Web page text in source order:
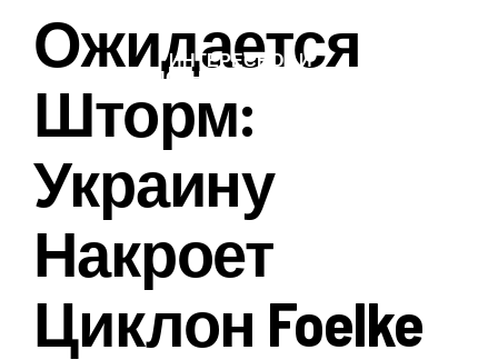
ИНТЕРЕСНОЕ И
ПОЗНАВАТЕЛЬНОЕ
Ожидается
Шторм:
Украину
Накроет
Циклон Foelke